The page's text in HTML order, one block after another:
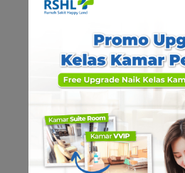
kecil yang bisa dibeli oleh
tempat yang pas untuk
aktivitas rumah sakit.
Kembali